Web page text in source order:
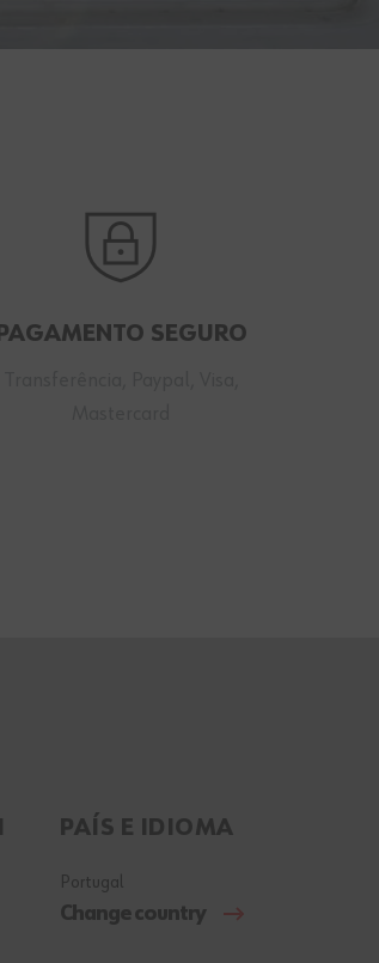
PAGAMENTO SEGURO
PAÍS E IDIOMA
Portugal
Change country